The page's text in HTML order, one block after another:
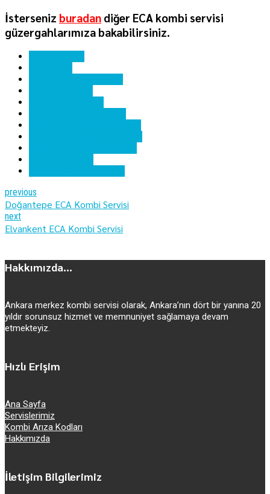
İsterseniz buradan diğer ECA kombi servisi
güzergahlarımıza bakabilirsiniz.
previous
Doğantepe ECA Kombi Servisi
next
Elvankent ECA Kombi Servisi
Hakkımızda...
Ankara merkez kombi servisi olarak, Ankara’nın dört bir yanına 20
yıldır sorunsuz hizmet ve memnuniyet sağlamaya devam
etmekteyiz.
Hızlı Erişim
Ana Sayfa
Servislerimiz
Kombi Arıza Kodları
Hakkımızda
İletişim Bilgilerimiz